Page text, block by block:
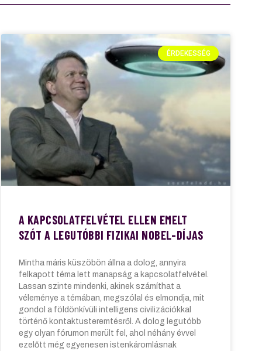
ÉRDEKESSÉG
A KAPCSOLATFELVÉTEL ELLEN EMELT
SZÓT A LEGUTÓBBI FIZIKAI NOBEL-DÍJAS
Mintha máris küszöbön állna a dolog, annyira
felkapott téma lett manapság a kapcsolatfelvétel.
Lassan szinte mindenki, akinek számíthat a
véleménye a témában, megszólal és elmondja, mit
gondol a földönkívüli intelligens civilizációkkal
történő kontaktusteremtésről. A dolog legutóbb
egy olyan fórumon merült fel, ahol néhány évvel
ezelőtt még egyenesen istenkáromlásnak